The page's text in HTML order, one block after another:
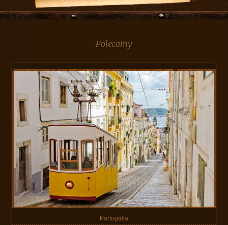
Polecamy
Portugalia